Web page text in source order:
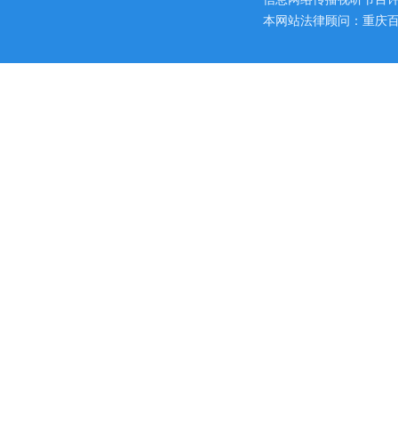
本网站法律顾问：重庆